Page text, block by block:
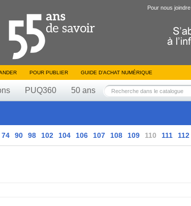
Pour nous joindre
POUR PUBLIER GUIDE D’ACHAT NUMÉRIQUE
PUQ360 50 ans
74 90 98 102 104 106 107 108 109 110 111 112